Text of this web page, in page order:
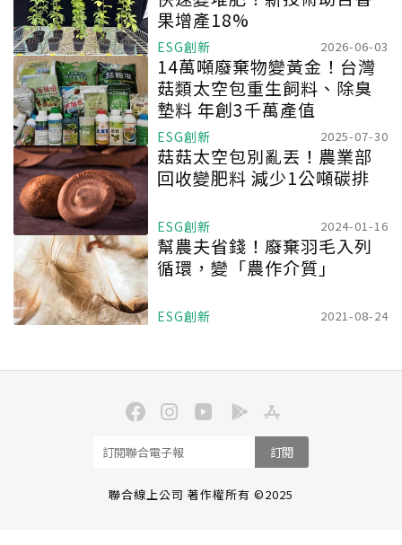
果增產18%
ESG創新 2026-06-03
14萬噸廢棄物變黃金！台灣
菇類太空包重生飼料、除臭
墊料 年創3千萬產值
ESG創新 2025-07-30
菇菇太空包別亂丟！農業部
回收變肥料 減少1公噸碳排
ESG創新 2024-01-16
幫農夫省錢！廢棄羽毛入列
循環，變「農作介質」
ESG創新 2021-08-24
訂閱
聯合線上公司 著作權所有 ©2025